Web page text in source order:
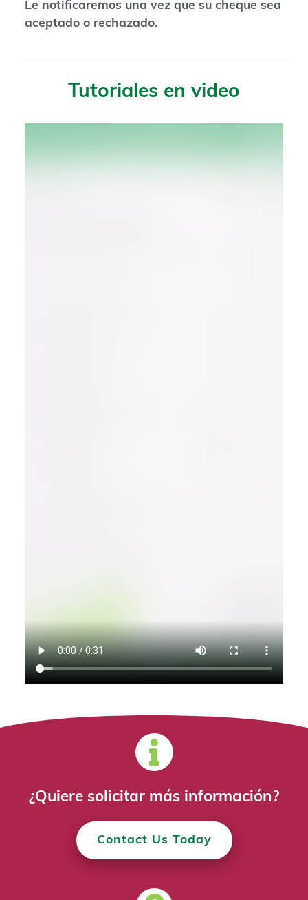
Le notificaremos una vez que su cheque sea
aceptado o rechazado.
Tutoriales en video
¿Quiere solicitar más información?
Contact Us Today